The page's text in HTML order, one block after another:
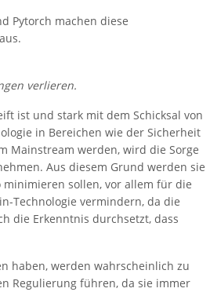
Pytorch machen diese
verlieren.
ist und stark mit dem Schicksal von
in Bereichen wie der Sicherheit
Mainstream werden, wird die Sorge
Aus diesem Grund werden sie
sollen, vor allem für die
Technologie vermindern, da die
die Erkenntnis durchsetzt, dass
haben, werden wahrscheinlich zu
Regulierung führen, da sie immer